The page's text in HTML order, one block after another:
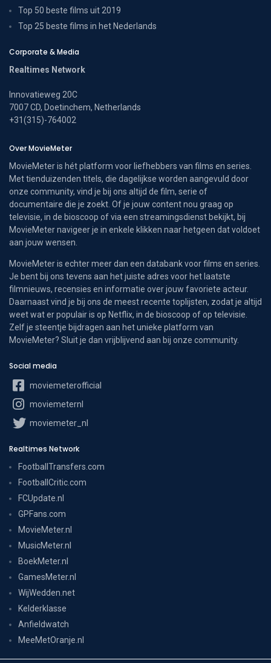
Top 50 beste films uit 2019
Top 25 beste films in het Nederlands
Corporate & Media
Realtimes Network
Innovatieweg 20C
7007 CD, Doetinchem, Netherlands
+31(315)-764002
Over MovieMeter
MovieMeter is hét platform voor liefhebbers van films en series.
Met tienduizenden titels, die dagelijkse worden aangevuld door
onze community, vind je bij ons altijd de film, serie of
documentaire die je zoekt. Of je jouw content nou graag op
televisie, in de bioscoop of via een streamingsdienst bekijkt, bij
MovieMeter navigeer je in enkele klikken naar hetgeen dat voldoet
aan jouw wensen.
MovieMeter is echter meer dan een databank voor films en series.
Je bent bij ons tevens aan het juiste adres voor het laatste
filmnieuws, recensies en informatie over jouw favoriete acteur.
Daarnaast vind je bij ons de meest recente toplijsten, zodat je altijd
weet wat er populair is op Netflix, in de bioscoop of op televisie.
Zelf je steentje bijdragen aan het unieke platform van
MovieMeter? Sluit je dan vrijblijvend aan bij onze community.
Social media
moviemeterofficial
moviemeternl
moviemeter_nl
Realtimes Network
FootballTransfers.com
FootballCritic.com
FCUpdate.nl
GPFans.com
MovieMeter.nl
MusicMeter.nl
BoekMeter.nl
GamesMeter.nl
WijWedden.net
Kelderklasse
Anfieldwatch
MeeMetOranje.nl